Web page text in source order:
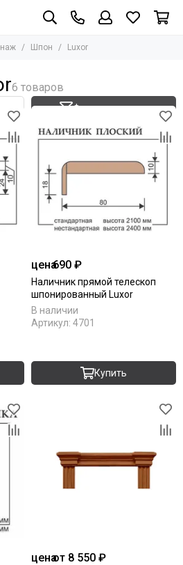
Шпон Luxor
Фильтр товаров
цена690 ₽
Наличник прямой телескоп
шпонированный Luxor
В наличии
Артикул: 4701
Купить
ценаот 8 550 ₽